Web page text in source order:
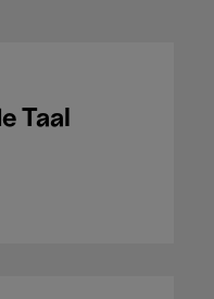
Taal